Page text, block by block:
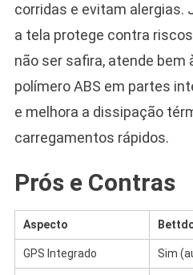
corridas e evitam alergias.
a tela protege contra
não ser safira, atende bem
polímero ABS em partes
e melhora a dissipação
carregamentos rápidos.
Prós e Contras
Aspecto
GPS Integrado Sim